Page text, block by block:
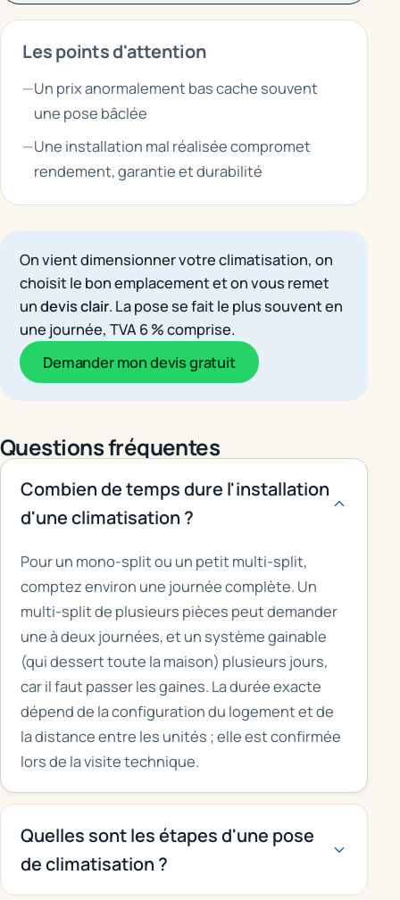
Les points d'attention
Un prix anormalement bas cache souvent
une pose bâclée
Une installation mal réalisée compromet
rendement, garantie et durabilité
On vient dimensionner votre climatisation, on
choisit le bon emplacement et on vous remet
undevis clair. La pose se fait le plus souvent en
une journée, TVA 6 % comprise.
Demander mon devis gratuit
Questions fréquentes
Combien de temps dure l'installation
d'une climatisation ?
Pour un mono-split ou un petit multi-split,
comptez environ une journée complète. Un
multi-split de plusieurs pièces peut demander
une à deux journées, et un système gainable
(qui dessert toute la maison) plusieurs jours,
car il faut passer les gaines. La durée exacte
dépend de la configuration du logement et de
la distance entre les unités ; elle est confirmée
lors de la visite technique.
Quelles sont les étapes d'une pose
de climatisation ?